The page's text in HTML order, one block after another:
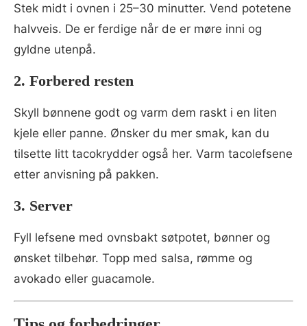
Stek midt i ovnen i 25–30 minutter. Vend potetene
halvveis. De er ferdige når de er møre inni og
gyldne utenpå.
2. Forbered resten
Skyll bønnene godt og varm dem raskt i en liten
kjele eller panne. Ønsker du mer smak, kan du
tilsette litt tacokrydder også her. Varm tacolefsene
etter anvisning på pakken.
3. Server
Fyll lefsene med ovnsbakt søtpotet, bønner og
ønsket tilbehør. Topp med salsa, rømme og
avokado eller guacamole.